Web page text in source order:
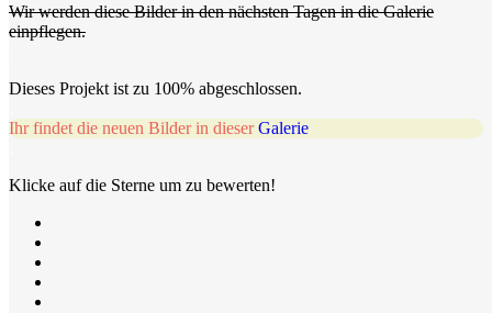
Wir werden diese Bilder in den nächsten Tagen in die Galerie
einpflegen.
Dieses Projekt ist zu 100% abgeschlossen.
Ihr findet die neuen Bilder in dieserGalerie
Klicke auf die Sterne um zu bewerten!